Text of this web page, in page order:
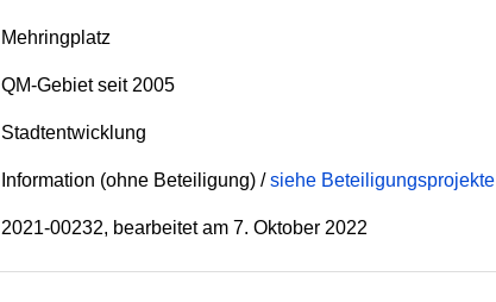
Mehringplatz
QM-Gebiet seit 2005
Stadtentwicklung
Information (ohne Beteiligung) /siehe Beteiligungsprojekte
2021-00232, bearbeitet am 7. Oktober 2022